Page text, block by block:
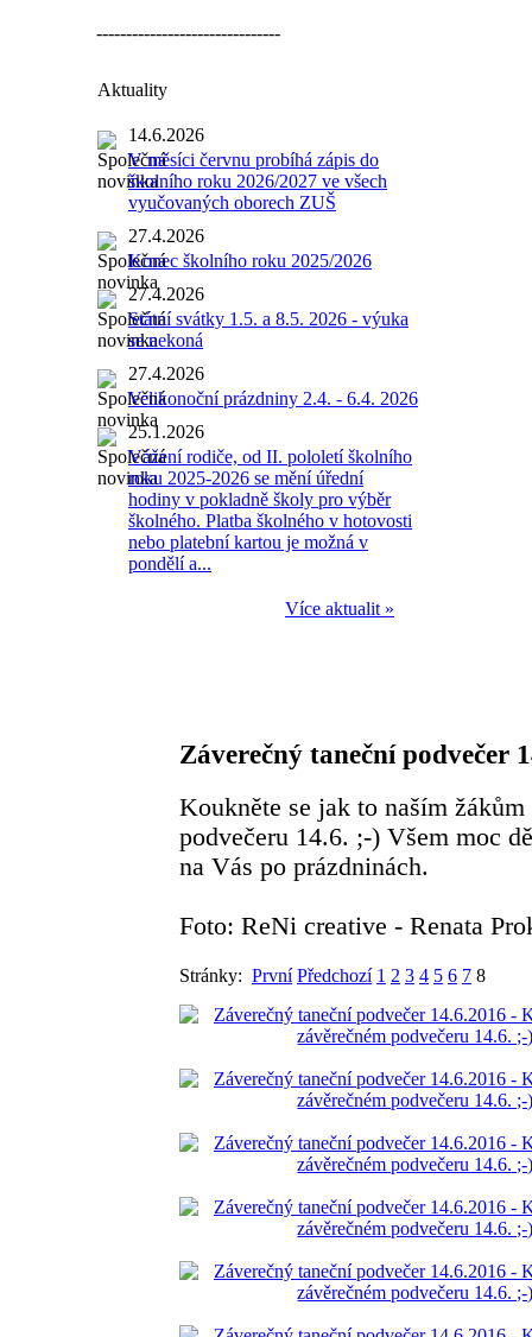
-------------------------------
Aktuality
14.6.2026
V měsíci červnu probíhá zápis do
školního roku 2026/2027 ve všech
vyučovaných oborech ZUŠ
27.4.2026
Konec školního roku 2025/2026
27.4.2026
Státní svátky 1.5. a 8.5. 2026 - výuka
se nekoná
27.4.2026
Velikonoční prázdniny 2.4. - 6.4. 2026
25.1.2026
Vážení rodiče, od II. pololetí školního
roku 2025-2026 se mění úřední
hodiny v pokladně školy pro výběr
školného. Platba školného v hotovosti
nebo platební kartou je možná v
pondělí a...
Více aktualit »
Záverečný taneční podvečer
Koukněte se jak to naším žákům
podvečeru 14.6. ;-) Všem moc
na Vás po prázdninách.
Foto: ReNi creative - Renata
Stránky: První Předchozí 1 2 3 4 5 6 7 8